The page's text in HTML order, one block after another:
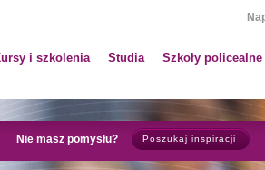
i szkolenia Studia Szkoły policealne
Nie masz pomysłu? Poszukaj inspiracji